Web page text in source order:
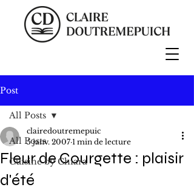
Post
All Posts
Cuisine by Chiara
All Posts
Fleur de Courgette : plaisir
d'été
clairedoutremepuic
5 janv. 2007 1 min de lecture